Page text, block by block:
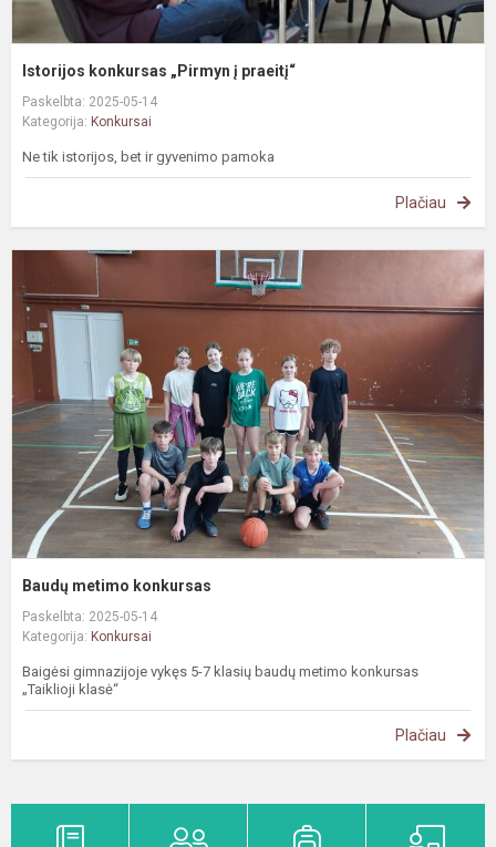
Istorijos konkursas „Pirmyn į praeitį“
Paskelbta: 2025-05-14
Kategorija: Konkursai
Ne tik istorijos, bet ir gyvenimo pamoka
Plačiau
Baudų metimo konkursas
Paskelbta: 2025-05-14
Kategorija: Konkursai
Baigėsi gimnazijoje vykęs 5-7 klasių baudų metimo konkursas
„Taiklioji klasė“
Plačiau